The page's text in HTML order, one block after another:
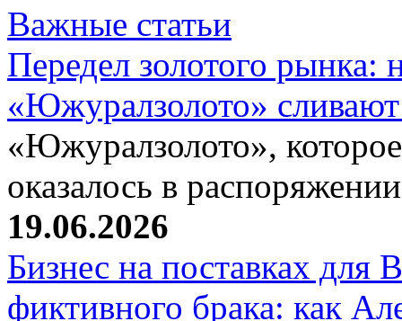
Важные статьи
Передел золотого рынка:
«Южуралзолото»
«Южуралзолото»,
оказалось в
19.06.2026
Бизнес на поставках
фиктивного брака: как